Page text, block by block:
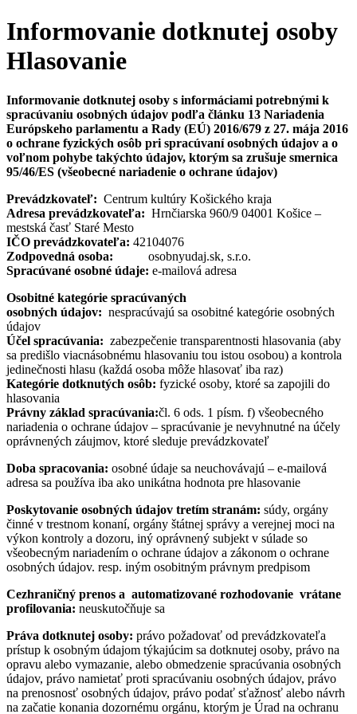
Preskočiť
na
obsah
Informovanie dotknutej osoby
Hlasovanie
Informovanie dotknutej osoby s informáciami potrebnými k
spracúvaniu osobných údajov podľa článku 13 Nariadenia
Európskeho parlamentu a Rady (EÚ) 2016/679 z 27. mája 2016
o ochrane fyzických osôb pri spracúvaní osobných údajov a o
voľnom pohybe takýchto údajov, ktorým sa zrušuje smernica
95/46/ES (všeobecné nariadenie o ochrane údajov)
Prevádzkovateľ: Centrum kultúry Košického kraja
Adresa prevádzkovateľa: Hrnčiarska 960/9 04001 Košice –
mestská časť Staré Mesto
IČO prevádzkovateľa: 42104076
Zodpovedná osoba: osobnyudaj.sk, s.r.o.
Spracúvané osobné údaje: e-mailová adresa
Osobitné kategórie spracúvaných
osobných údajov: nespracúvajú sa osobitné kategórie osobných
údajov
Účel spracúvania: zabezpečenie transparentnosti hlasovania (aby
sa predišlo viacnásobnému hlasovaniu tou istou osobou) a kontrola
jedinečnosti hlasu (každá osoba môže hlasovať iba raz)
Kategórie dotknutých osôb: fyzické osoby, ktoré sa zapojili do
hlasovania
Právny základ spracúvania:čl. 6 ods. 1 písm. f) všeobecného
nariadenia o ochrane údajov – spracúvanie je nevyhnutné na účely
oprávnených záujmov, ktoré sleduje prevádzkovateľ
Doba spracovania: osobné údaje sa neuchovávajú – e-mailová
adresa sa používa iba ako unikátna hodnota pre hlasovanie
Poskytovanie osobných údajov tretím stranám: súdy, orgány
činné v trestnom konaní, orgány štátnej správy a verejnej moci na
výkon kontroly a dozoru, iný oprávnený subjekt v súlade so
všeobecným nariadením o ochrane údajov a zákonom o ochrane
osobných údajov. resp. iným osobitným právnym predpisom
Cezhraničný prenos a automatizované rozhodovanie vrátane
profilovania: neuskutočňuje sa
Práva dotknutej osoby: právo požadovať od prevádzkovateľa
prístup k osobným údajom týkajúcim sa dotknutej osoby, právo na
opravu alebo vymazanie, alebo obmedzenie spracúvania osobných
údajov, právo namietať proti spracúvaniu osobných údajov, právo
na prenosnosť osobných údajov, právo podať sťažnosť alebo návrh
na začatie konania dozornému orgánu, ktorým je Úrad na ochranu